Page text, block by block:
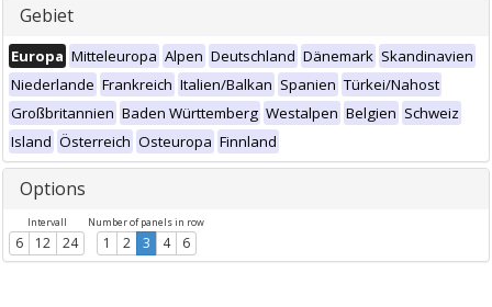
Gebiet
Europa Mitteleuropa Alpen Deutschland Dänemark Skandinavien
Niederlande Frankreich Italien/Balkan Spanien Türkei/Nahost
Großbritannien Baden Württemberg Westalpen Belgien Schweiz
Island Österreich Osteuropa Finnland
Options
Intervall
6 12 24
Number of panels in row
1 2 3 4 6